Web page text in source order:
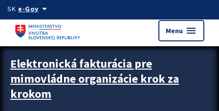
Preskocit na hlavný obsah
SK e-Govarrow_drop_down
Menu menu
Zastavit automatický posun upútavok
Elektronická fakturácia pre
mimovládne organizácie krok za
krokom